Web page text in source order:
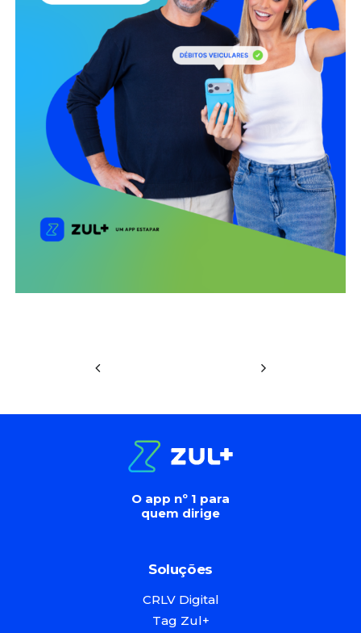
O app nº 1 para
quem dirige
Soluções
CRLV Digital
Tag Zul+